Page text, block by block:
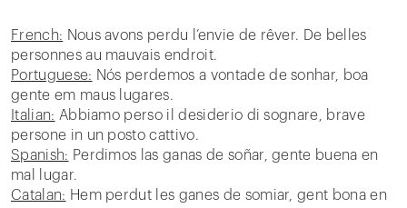
French: Nous avons perdu l’envie de rêver. De belles
personnes au mauvais endroit.
Portuguese: Nós perdemos a vontade de sonhar, boa
gente em maus lugares.
Italian: Abbiamo perso il desiderio di sognare, brave
persone in un posto cattivo.
Spanish: Perdimos las ganas de soñar, gente buena en
mal lugar.
Catalan: Hem perdut les ganes de somiar, gent bona en